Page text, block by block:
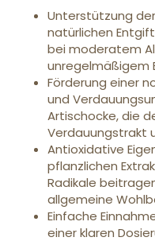
Unterstützung
natürlichen
bei moderatem
unregelmäßigem
Förderung einer
und
Artischocke, die
Verdauungstrakt
Antioxidative
pflanzlichen
Radikale
allgemeine
Einfache
einer klaren